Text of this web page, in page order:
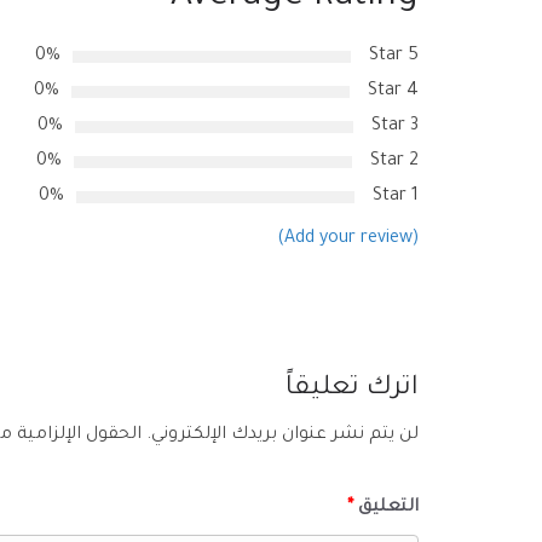
5 Star
0%
4 Star
0%
3 Star
0%
2 Star
0%
1 Star
0%
(Add your review)
اترك تعليقاً
لن يتم نشر عنوان بريدك الإلكتروني. الحقول الإلزامية
التعليق *